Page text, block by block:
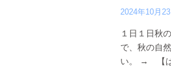
2024年10月23
１日１日秋
で、秋の自
い。 → 【